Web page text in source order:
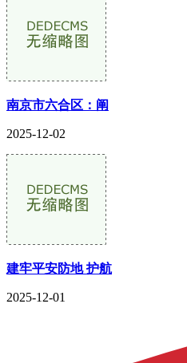
南京市六合区：阐
2025-12-02
建牢平安防地 护航
2025-12-01